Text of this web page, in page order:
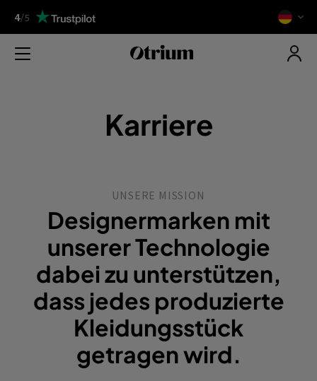
4/5
Karriere
UNSERE MISSION
Designermarken mit
unserer Technologie
dabei zu unterstützen,
dass jedes produzierte
Kleidungsstück
getragen wird.